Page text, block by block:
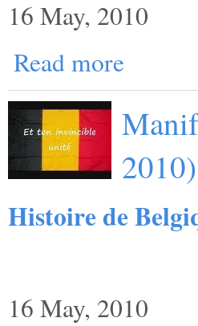
16 May, 2010
Read more
2010)
Histoire de
16 May, 2010